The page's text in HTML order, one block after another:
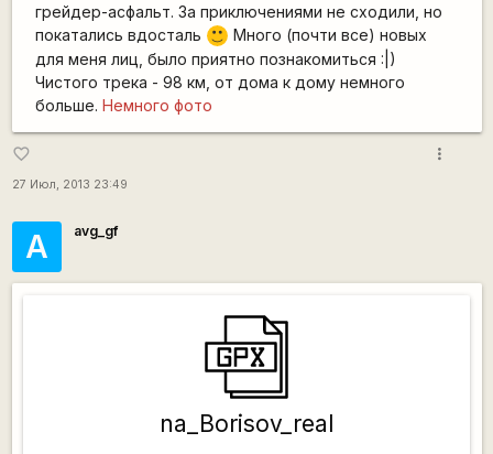
грейдер-асфальт. За приключениями не сходили, но
покатались вдосталь
:)
Много (почти все) новых
для меня лиц, было приятно познакомиться :|)
Чистого трека - 98 км, от дома к дому немного
больше. Немного фото
favorite_border
27 Июл, 2013 23:49
more_vert
А avg_gf
na_Borisov_real